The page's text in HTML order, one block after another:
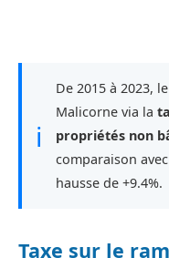
ℹ
De 2015 à 2023,
Malicorne via la
propriétés non
comparaison
hausse de +9.4%.
Taxe sur le